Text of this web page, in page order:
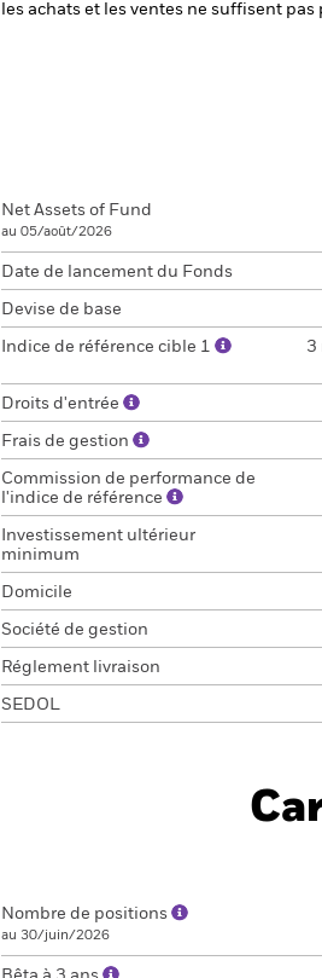
les achats et les ventes ne suffisent
Net Assets of Fund
au 05/août/2026
Date de lancement du Fonds
Devise de base
Indice de référence cible 1
3
Droits d'entrée
Frais de gestion
Commission de performance de
l'indice de référence
Investissement ultérieur
minimum
Domicile
Société de gestion
Réglement livraison
SEDOL
Nombre de positions
au 30/juin/2026